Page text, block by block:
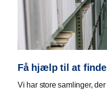
Få hjælp til at
Vi har store samlinger,